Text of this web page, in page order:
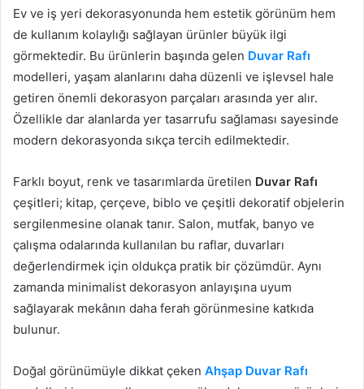
Ev ve iş yeri dekorasyonunda hem estetik görünüm hem
de kullanım kolaylığı sağlayan ürünler büyük ilgi
görmektedir. Bu ürünlerin başında gelen Duvar Rafı
modelleri, yaşam alanlarını daha düzenli ve işlevsel hale
getiren önemli dekorasyon parçaları arasında yer alır.
Özellikle dar alanlarda yer tasarrufu sağlaması sayesinde
modern dekorasyonda sıkça tercih edilmektedir.
Farklı boyut, renk ve tasarımlarda üretilen Duvar Rafı
çeşitleri; kitap, çerçeve, biblo ve çeşitli dekoratif objelerin
sergilenmesine olanak tanır. Salon, mutfak, banyo ve
çalışma odalarında kullanılan bu raflar, duvarları
değerlendirmek için oldukça pratik bir çözümdür. Aynı
zamanda minimalist dekorasyon anlayışına uyum
sağlayarak mekânın daha ferah görünmesine katkıda
bulunur.
Doğal görünümüyle dikkat çeken Ahşap Duvar Rafı